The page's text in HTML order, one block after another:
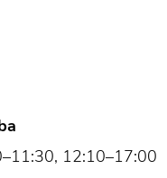
12:10–17:00